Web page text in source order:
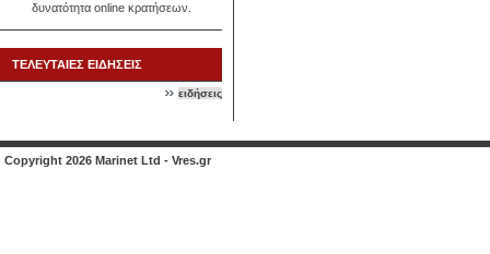
δυνατότητα online κρατήσεων.
ΤΕΛΕΥΤΑΙΕΣ ΕΙΔΗΣΕΙΣ
ειδήσεις
Copyright 2026 Marinet Ltd - Vres.gr